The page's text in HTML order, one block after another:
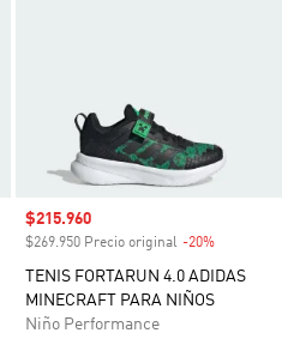
Precio de venta
$215.960
$269.950 Precio original -20%
TENIS FORTARUN 4.0 ADIDAS
MINECRAFT PARA NIÑOS
Niño Performance